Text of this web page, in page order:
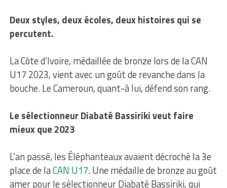
Deux styles, deux écoles, deux histoires qui se
percutent.
La Côte d’Ivoire, médaillée de bronze lors de la CAN
U17 2023, vient avec un goût de revanche dans la
bouche. Le Cameroun, quant-à lui, défend son rang.
Le sélectionneur Diabaté Bassiriki veut faire
mieux que 2023
L’an passé, les Éléphanteaux avaient décroché la 3e
place de laCAN U17. Une médaille de bronze au goût
amer pour le sélectionneur Diabaté Bassiriki, qui